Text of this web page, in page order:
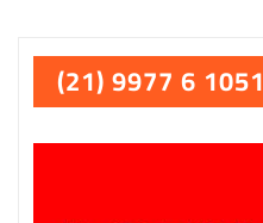
de
posts
(21) 9977 6 1051